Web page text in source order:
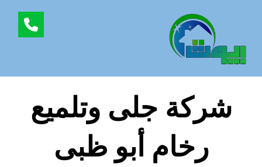
شركة جلى وتلميع
رخام أبو ظبى